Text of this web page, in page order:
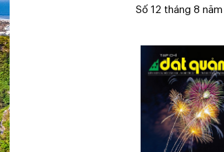
Số 12 tháng 8